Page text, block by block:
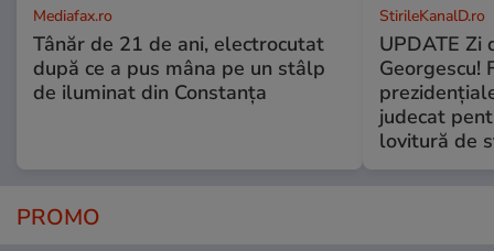
Mediafax.ro
Tânăr de 21 de ani, electrocutat
după ce a pus mâna pe un stâlp
de iluminat din Constanța
StirileKanalD.ro
UPDATE Zi
Georgescu!
judecat
lovitură de
PROMO